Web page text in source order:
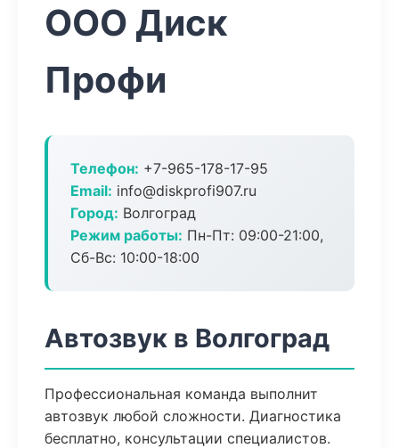
ООО Диск
Профи
Телефон: +7-965-178-17-95
Email: info@diskprofi907.ru
Город: Волгоград
Режим работы: Пн-Пт: 09:00-21:00,
Сб-Вс: 10:00-18:00
Автозвук в Волгоград
Профессиональная команда выполнит
автозвук любой сложности. Диагностика
бесплатно, консультации специалистов.